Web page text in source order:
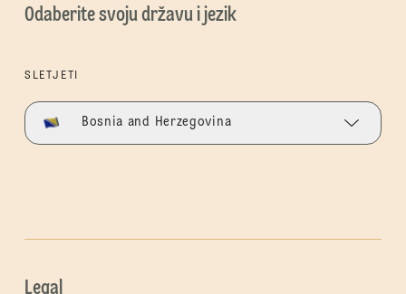
Odaberite svoju državu i jezik
SLETJETI
Bosnia and Herzegovina
Legal